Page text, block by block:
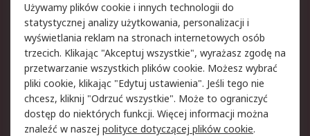
Aspekty prawne
Bezpieczeństwo e-
maila
Polityka dotycząca
plików cookie
Polityka prywatności
Użytkowanie witryny
Zastrzeżenia prawne
Warunki Sprzedaży
Używamy plików cookie i innych technologii do
statystycznej analizy użytkowania, personalizacji i
wyświetlania reklam na stronach internetowych osób
trzecich. Klikając "Akceptuj wszystkie", wyrażasz zgodę na
przetwarzanie wszystkich plików cookie. Możesz wybrać
pliki cookie, klikając "Edytuj ustawienia". Jeśli tego nie
chcesz, kliknij "Odrzuć wszystkie". Może to ograniczyć
dostęp do niektórych funkcji. Więcej informacji można
znaleźć w naszej polityce dotyczącej plików cookie.